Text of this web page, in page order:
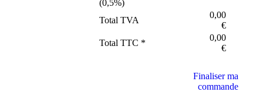
(0,5%)
Total TVA
0,00
€
Total TTC *
0,00
€
Finaliser ma
commande